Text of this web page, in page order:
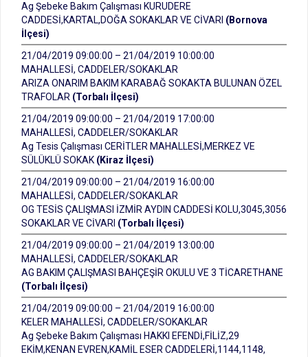
Ag Şebeke Bakım Çalışması KURUDERE
CADDESİ,KARTAL,DOĞA SOKAKLAR VE CİVARI (Bornova
İlçesi)
21/04/2019 09:00:00 – 21/04/2019 10:00:00
MAHALLESİ, CADDELER/SOKAKLAR
ARIZA ONARIM BAKIM KARABAĞ SOKAKTA BULUNAN ÖZEL
TRAFOLAR (Torbalı İlçesi)
21/04/2019 09:00:00 – 21/04/2019 17:00:00
MAHALLESİ, CADDELER/SOKAKLAR
Ag Tesis Çalışması CERİTLER MAHALLESİ,MERKEZ VE
SÜLÜKLÜ SOKAK (Kiraz İlçesi)
21/04/2019 09:00:00 – 21/04/2019 16:00:00
MAHALLESİ, CADDELER/SOKAKLAR
OG TESİS ÇALIŞMASI İZMİR AYDIN CADDESİ KOLU,3045,3056
SOKAKLAR VE CİVARI (Torbalı İlçesi)
21/04/2019 09:00:00 – 21/04/2019 13:00:00
MAHALLESİ, CADDELER/SOKAKLAR
AG BAKIM ÇALIŞMASI BAHÇEŞİR OKULU VE 3 TİCARETHANE
(Torbalı İlçesi)
21/04/2019 09:00:00 – 21/04/2019 16:00:00
KELER MAHALLESİ, CADDELER/SOKAKLAR
Ag Şebeke Bakım Çalışması HAKKI EFENDİ,FİLİZ,29
EKİM,KENAN EVREN,KAMİL ESER CADDELERİ,1144,1148,